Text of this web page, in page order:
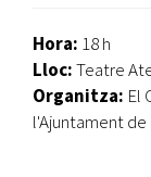
Hora: 18 h
Lloc:Teatre
Organitza: El
l'Ajuntament